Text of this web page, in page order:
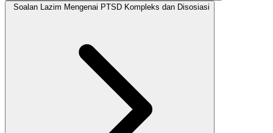
Soalan Lazim Mengenai PTSD Kompleks dan Disosiasi